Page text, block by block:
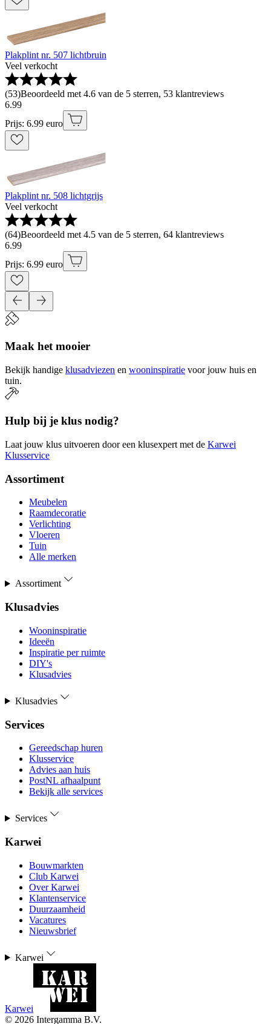
Plakplint nr. 507 lichtbruin
Veel verkocht
(53)Beoordeeld met 4.6 van de 5 sterren, 53 klantreviews
6.99
Prijs: 6.99 euro
Plakplint nr. 508 lichtgrijs
Veel verkocht
(64)Beoordeeld met 4.5 van de 5 sterren, 64 klantreviews
6.99
Prijs: 6.99 euro
Maak het mooier
Bekijk handige klusadviezen en wooninspiratie voor jouw huis en
tuin.
Hulp bij je klus nodig?
Laat jouw klus uitvoeren door een klusexpert met de Karwei
Klusservice
Assortiment
Meubelen
Raamdecoratie
Verlichting
Vloeren
Tuin
Alle merken
Assortiment
Klusadvies
Wooninspiratie
Ideeën
Inspiratie per ruimte
DIY's
Klusadvies
Klusadvies
Services
Gereedschap huren
Klusservice
Advies aan huis
PostNL afhaalpunt
Bekijk alle services
Services
Karwei
Bouwmarkten
Club Karwei
Over Karwei
Klantenservice
Duurzaamheid
Vacatures
Nieuwsbrief
Karwei
Karwei
© 2026 Intergamma B.V.